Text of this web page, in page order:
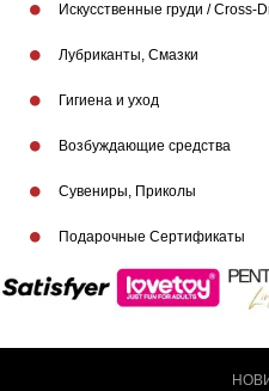
Искусственные груди / Cross-
Лубриканты, Смазки
Гигиена и уход
Возбуждающие средства
Сувениры, Приколы
Подарочные Сертификаты